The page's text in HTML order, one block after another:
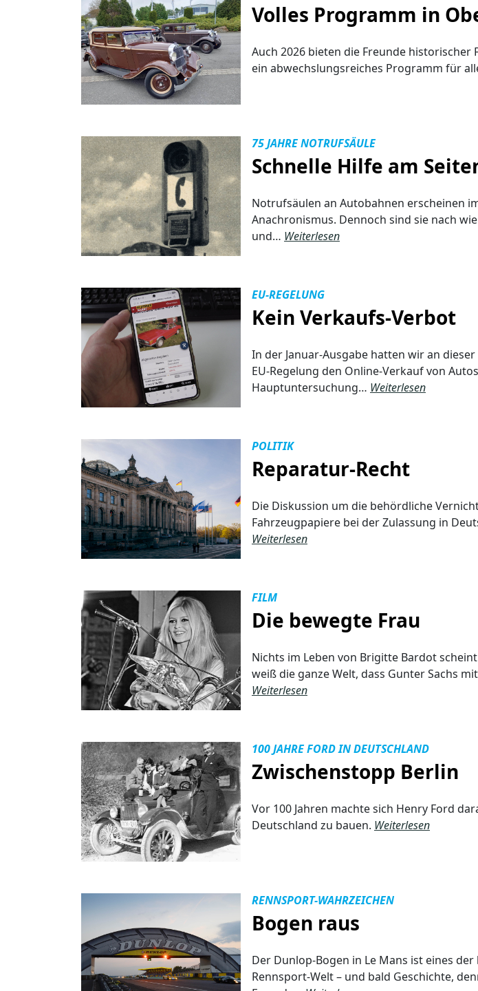
Volles Programm in
Auch 2026 bieten die Freunde historischer
ein abwechslungsreiches Programm für
75 JAHRE NOTRUFSÄULE
Schnelle Hilfe am
Notrufsäulen an Autobahnen erscheinen
Anachronismus. Dennoch sind sie nach
und… Weiterlesen
EU-REGELUNG
Kein Verkaufs-Verbot
In der Januar-Ausgabe hatten wir an
EU-Regelung den Online-Verkauf von
Hauptuntersuchung… Weiterlesen
POLITIK
Reparatur-Recht
Die Diskussion um die behördliche
Fahrzeugpapiere bei der Zulassung in
Weiterlesen
FILM
Die bewegte Frau
Nichts im Leben von Brigitte Bardot
weiß die ganze Welt, dass Gunter Sachs
Weiterlesen
100 JAHRE FORD IN DEUTSCHLAND
Zwischenstopp Berlin
Vor 100 Jahren machte sich Henry Ford
Deutschland zu bauen. Weiterlesen
RENNSPORT-WAHRZEICHEN
Bogen raus
Der Dunlop-Bogen in Le Mans ist eines
Rennsport-Welt – und bald Geschichte,